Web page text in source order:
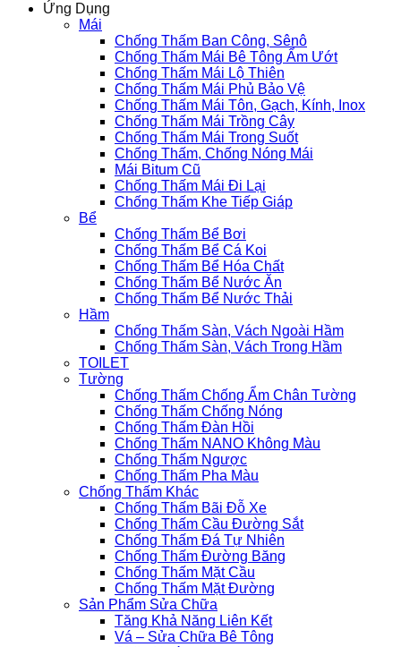
Ứng Dụng
Mái
Chống Thấm Ban Công, Sênô
Chống Thấm Mái Bê Tông Ẩm Ướt
Chống Thấm Mái Lộ Thiên
Chống Thấm Mái Phủ Bảo Vệ
Chống Thấm Mái Tôn, Gạch, Kính, Inox
Chống Thấm Mái Trồng Cây
Chống Thấm Mái Trong Suốt
Chống Thấm, Chống Nóng Mái
Mái Bitum Cũ
Chống Thấm Mái Đi Lại
Chống Thấm Khe Tiếp Giáp
Bể
Chống Thấm Bể Bơi
Chống Thấm Bể Cá Koi
Chống Thấm Bể Hóa Chất
Chống Thấm Bể Nước Ăn
Chống Thấm Bể Nước Thải
Hầm
Chống Thấm Sàn, Vách Ngoài Hầm
Chống Thấm Sàn, Vách Trong Hầm
TOILET
Tường
Chống Thấm Chống Ẩm Chân Tường
Chống Thấm Chống Nóng
Chống Thấm Đàn Hồi
Chống Thấm NANO Không Màu
Chống Thấm Ngược
Chống Thấm Pha Màu
Chống Thấm Khác
Chống Thấm Bãi Đỗ Xe
Chống Thấm Cầu Đường Sắt
Chống Thấm Đá Tự Nhiên
Chống Thấm Đường Băng
Chống Thấm Mặt Cầu
Chống Thấm Mặt Đường
Sản Phẩm Sửa Chữa
Tăng Khả Năng Liên Kết
Vá – Sửa Chữa Bê Tông